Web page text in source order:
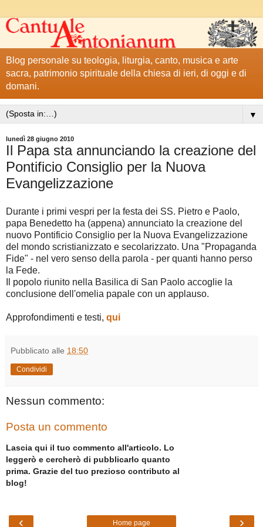
Blog personale su teologia, liturgia, canto, musica e arte
sacra, patrimonio spirituale della chiesa di ieri, di oggi e di
domani.
▼
lunedì 28 giugno 2010
Il Papa sta annunciando la creazione del
Pontificio Consiglio per la Nuova
Evangelizzazione
Durante i primi vespri per la festa dei SS. Pietro e Paolo,
papa Benedetto ha (appena) annunciato la creazione del
nuovo Pontificio Consiglio per la Nuova Evangelizzazione
del mondo scristianizzato e secolarizzato. Una "Propaganda
Fide" - nel vero senso della parola - per quanti hanno perso
la Fede.
Il popolo riunito nella Basilica di San Paolo accoglie la
conclusione dell'omelia papale con un applauso.
Approfondimenti e testi, qui
Pubblicato alle 18:50
Condividi
Nessun commento:
Posta un commento
Lascia qui il tuo commento all'articolo. Lo
leggerò e cercherò di pubblicarlo quanto
prima. Grazie del tuo prezioso contributo al
blog!
‹ ›
Home page